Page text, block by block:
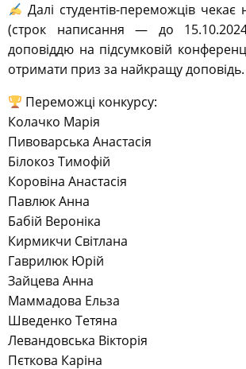
Далі студентів-переможців чекає
(строк написання — до
доповіддю на підсумковій
отримати приз за найкращу доповідь.
Переможці конкурсу:
Колачко Марія
Пивоварська Анастасія
Білокоз Тимофій
Коровіна Анастасія
Павлюк Анна
Бабій Вероніка
Кирмикчи Світлана
Гаврилюк Юрій
Зайцева Анна
Маммадова Ельза
Шведенко Тетяна
Левандовська Вікторія
Пєткова Каріна